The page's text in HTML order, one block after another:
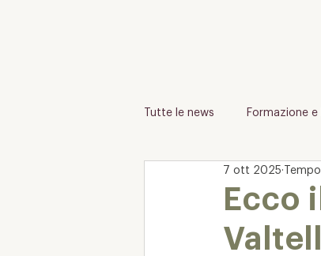
Tutte le news Formazione
Ecco
7 ott 2025